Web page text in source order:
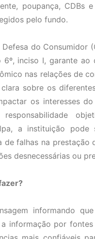
poupança, CDBs
pelo fundo.
do Consumidor
6º, inciso I, garante
nas relações de
sobre os
os interesses
a instituição
de falhas na
desnecessárias ou
informando
informação por